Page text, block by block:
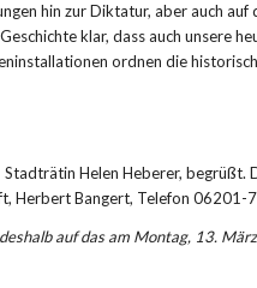
hin zur Diktatur, aber auch auf
klar, dass auch unsere
ordnen die
Helen Heberer, begrüßt.
Herbert Bangert, Telefon 06201-
auf das am Montag, 13.